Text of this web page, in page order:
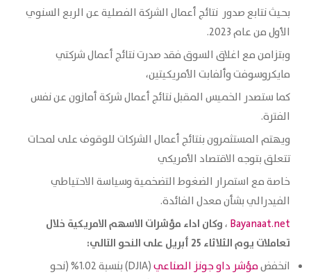
بحيث نتابع صدور نتائج أعمال الشركة الفصلية عن ‏الربع ‏السنوي
الأول من عام 2023.‏
وبتزامن مع اغلاق السوق فقد صدرت نتائج أعمال شركتي
مايكروسوفت ‏وألفابت الأمريكيتين،
كما ‏ستصدر الخميس المقبل نتائج أعمال شركة أمازون عن ‏نفس
الفترة.‏
ويهتم المستثمرون بنتائج أعمال الشركات للوقوف على لمحات
تتعلق ‏بتوجه ‏الاقتصاد الأمريكي
خاصة مع استمرار الضغوط التضخمية وسياسة ‏الاحتياطي
‏الفيدرالي بشأن معدل الفائدة.‏
Bayanaat.net ،وكان اداء مؤشرات الاسهم الامريكية خلال
تعاملات يوم الثلاثاء 25 أبريل على النحو التالي:
انخفضمؤشر داو جونز الصناعي
(DJIA) بنسبة 1.02% (نحو